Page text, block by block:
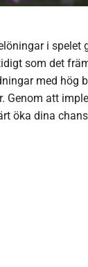
i spelet
som det
med hög
Genom att
öka dina